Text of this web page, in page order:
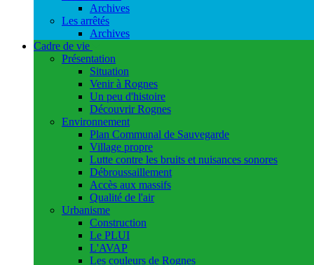
Archives
Les arrêtés
Archives
Cadre de vie
Présentation
Situation
Venir à Rognes
Un peu d'histoire
Découvrir Rognes
Environnement
Plan Communal de Sauvegarde
Village propre
Lutte contre les bruits et nuisances sonores
Débroussaillement
Accès aux massifs
Qualité de l'air
Urbanisme
Construction
Le PLUI
L'AVAP
Les couleurs de Rognes